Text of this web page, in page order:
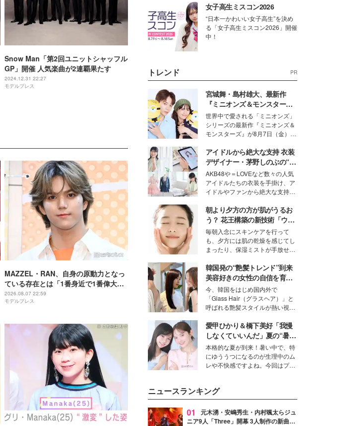
Snow Man「第2回ユニットシャッフル
GP」開催 人気楽曲が2連覇果たす
2024.12.31 22:27
モデルプレス
MAZZEL・RAN、自身の原動力となっ
ている存在とは「1番身近で1番偉大な
存在」
2026.08.07 22:59
モデルプレス
女子高生ミスコン2026
“日本一かわいい女子高生”を決め
る「女子高生ミスコン2026」開催
中！
トレンド PR
宮城舞・島村雄大、最新作
『ミニオンズ＆モンスター
ズ』の魅力熱弁 ハチャメチャ
だけじゃない“友情と絆”に感
動
世界中で愛される「ミニオンズ」
シリーズの最新作『ミニオンズ＆
モンスターズ』が8月7日（金）に
ニオン好き”という共通点を持つモ
デルの宮城舞と島村雄大の特別対
談をお届け！それぞれの視点か
ら、今作ならではの魅力や予想外
の感動をもたらす奥深いストーリ
ーについて熱く語り合ってもらっ
た。
アイドルから絶大な支持 衣装
デザイナー・茅野しのぶの“可
愛い”を作る美学＜「シチズン
クロスシー」インタビュー＞
AKB48や＝LOVEなど数々の人気
アイドルたちの衣装を手掛け、ア
イドルやファンから絶大な支持を
取締役兼クリエイティブディレク
ター・茅野しのぶ。一人ひとりの
個性に寄り添い、魅力を引き出す
衣装作りは、多くの女性たちに勇
気と自信を与え続けている。
朝より夕方の方が肌がうるお
う？ 花王構築の新技術「ウォ
ーターキャプチャリングスキ
ン（捕水肌）」がスキンケア
の常識を変える予感
毎朝入念にスキンケアを行って
も、夕方には肌の乾燥を感じてし
まったり、保湿ミストが手放せな
な美容の常識を大きく変える可能
性を秘めた、革新的な「Water
Capturing Skin（ウォーターキャ
プチャリングスキン：捕水肌）」
技術を、花王が構築した。
韓国発の“艶髪トレンド”到来
美容好きの女性の自信を育む
「ヘアケア事情」って？
今、韓国をはじめ国内外で
「Glass Hair（グラスヘア）」と
呼ばれる艶髪スタイルが熱い視線
ションの完成度を高めるベースと
して、“髪そのものの美しさ”に改
めて注目する人が増えている様
子。今回は、そんな憧れの艶やか
な髪を日常で叶える、美容好きの
女性たちのヘアケア事情を紹介し
愛甲ひかり＆橋下美好「我慢
しなくていいんだ」夏の“暑さ
対策”の新しい選択肢とは？
本格的な夏が到来！暑い中で、特
にゆううつになるのが生理中のム
レや不快感ですよね。今回はプラ
好さんを迎えて本音で女子会トー
ク。猛暑のお出かけを快適に過ご
すヒントや、2人が感動した夏の
生理の新常識にも迫りました。
ニュースランキング
01
元木湧・安嶋秀生・内村颯太らジュ
ニア9人「Three」開幕 3人制作の新曲＆